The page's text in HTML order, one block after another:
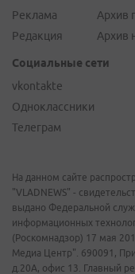
Реклама
Редакция
Архив
Архив
Социальные сети
vkontakte
Одноклассники
Телеграм
На данном сайте
"VLADNEWS" -
выдано Федеральной
информационных
(Роскомнадзор) 17 мая
Медиа Центр". 690091,
д.20А, офис 13. Главный